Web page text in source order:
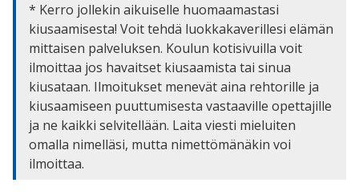
* Kerro jollekin aikuiselle huomaamastasi
kiusaamisesta! Voit tehdä luokkakaverillesi elämän
mittaisen palveluksen. Koulun kotisivuilla voit
ilmoittaa jos havaitset kiusaamista tai sinua
kiusataan. Ilmoitukset menevät aina rehtorille ja
kiusaamiseen puuttumisesta vastaaville opettajille
ja ne kaikki selvitellään. Laita viesti mieluiten
omalla nimelläsi, mutta nimettömänäkin voi
ilmoittaa.